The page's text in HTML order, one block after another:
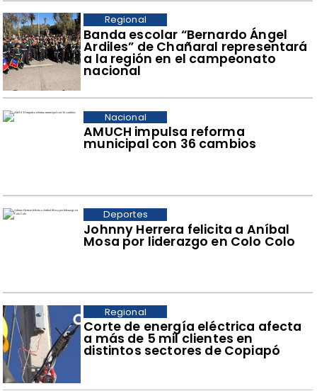
​Banda escolar “Bernardo Ángel
Ardiles” de Chañaral representará
a la región en el campeonato
nacional
Regional
AMUCH impulsa reforma
municipal con 36 cambios
Nacional
Johnny Herrera felicita a Aníbal
Mosa por liderazgo en Colo Colo
Deportes
Corte de energía eléctrica afecta
a más de 5 mil clientes en
distintos sectores de Copiapó
Regional